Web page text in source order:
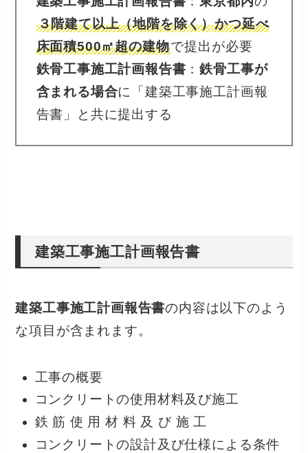
３階建て以上（地階を除く）かつ延べ
床面積500㎡超の建物で提出が必要
鉄骨工事施工計画報告書 ：鉄骨工事が
含まれる場合に「建築工事施工計画報
告書」と共に提出する
建築工事施工計画報告書
建築工事施工計画報告書の内容は以下のよう
な項目が含まれます。
工事の概要
コンクリートの使用材料及び施工
鉄 筋 使 用 材 料 及 び 施 工
コンクリートの設計及び仕様による条件